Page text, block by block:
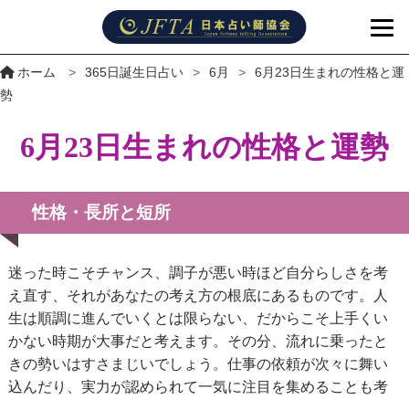
ホーム > 365日誕生日占い > 6月 >
6月23日生まれの性格と運
勢
6月23日生まれの性格と運勢
性格・長所と短所
迷った時こそチャンス、調子が悪い時ほど自分らしさを考
え直す、それがあなたの考え方の根底にあるものです。人
生は順調に進んでいくとは限らない、だからこそ上手くい
かない時期が大事だと考えます。その分、流れに乗ったと
きの勢いはすさまじいでしょう。仕事の依頼が次々に舞い
込んだり、実力が認められて一気に注目を集めることも考